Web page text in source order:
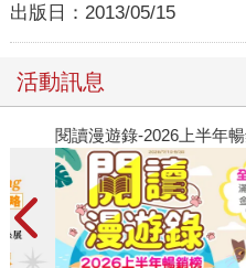
出版日： 2013/05/15
活動訊息
閱讀漫遊錄-2026上半年暢銷榜